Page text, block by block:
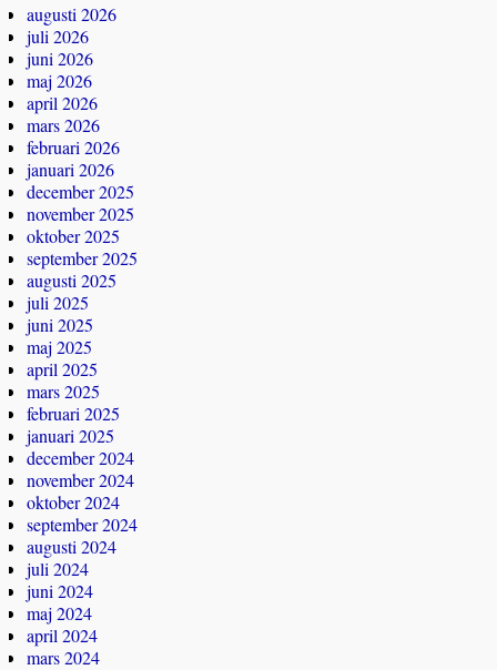
augusti 2026
juli 2026
juni 2026
maj 2026
april 2026
mars 2026
februari 2026
januari 2026
december 2025
november 2025
oktober 2025
september 2025
augusti 2025
juli 2025
juni 2025
maj 2025
april 2025
mars 2025
februari 2025
januari 2025
december 2024
november 2024
oktober 2024
september 2024
augusti 2024
juli 2024
juni 2024
maj 2024
april 2024
mars 2024